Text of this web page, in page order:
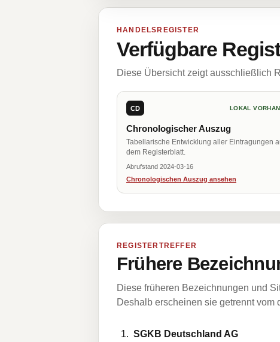
HANDELSREGISTER
Verfügbare
Diese Übersicht zeigt ausschließlich
CD LOKAL
Chronologischer Auszug
Tabellarische Entwicklung aller Eintragungen
dem Registerblatt.
Abrufstand 2024-03-16
Chronologischen Auszug ansehen
REGISTERTREFFER
Frühere
Diese früheren Bezeichnungen und
Deshalb erscheinen sie getrennt vom
SGKB Deutschland AG